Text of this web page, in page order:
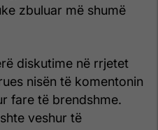
zbuluar më shumë
diskutime në rrjetet
nisën të komentonin
fare të brendshme.
veshur të